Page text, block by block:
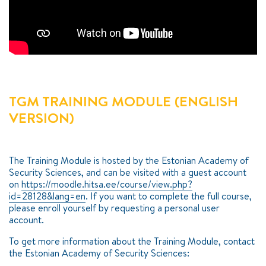
Kontakt
Utgivning Privacy policy
TGM TRAINING MODULE (ENGLISH
VERSION)
The Training Module is hosted by the Estonian Academy of
Security Sciences, and can be visited with a guest account
on https://moodle.hitsa.ee/course/view.php?
id=28128&lang=en. If you want to complete the full course,
please enroll yourself by requesting a personal user
account.
To get more information about the Training Module, contact
the Estonian Academy of Security Sciences: